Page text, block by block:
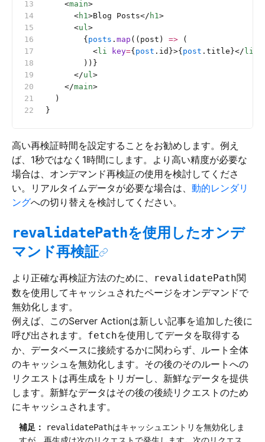
    <
main>
      <
h1>Blog Posts</ h1>
      <
ul>
        {
posts . map ((post) => (
          <
li key={ post .id}>{ post .title}</ li
        ))}
      </
ul>
    </
main>
  )
}
高い再検証時間を設定することをお勧めします。例え
ば、1秒ではなく1時間にします。より高い精度が必要な
場合は、オンデマンド再検証の使用を検討してくださ
い。リアルタイムデータが必要な場合は、 動的レンダリ
ングへの切り替えを検討してください。
revalidatePathを使用したオンデ
マンド再検証
より正確な再検証方法のために、 revalidatePath関
数を使用してキャッシュされたページをオンデマンドで
無効化します。
例えば、このServer Actionは新しい記事を追加した後に
呼び出されます。 fetchを使用してデータを取得する
か、データベースに接続するかに関わらず、ルート全体
のキャッシュを無効化します。その後のそのルートへの
リクエストは再生成をトリガーし、新鮮なデータを提供
します。新鮮なデータはその後の後続リクエストのため
にキャッシュされます。
補足： revalidatePathはキャッシュエントリを無効化しま
すが、再生成は次のリクエストで発生します。次のリクエス